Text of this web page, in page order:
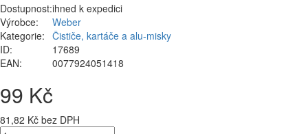
Dostupnost:ihned k expedici
Výrobce:
Weber
Kategorie: Čističe, kartáče a alu-misky
ID:
17689
EAN:
0077924051418
99 Kč
81,82 Kč bez DPH